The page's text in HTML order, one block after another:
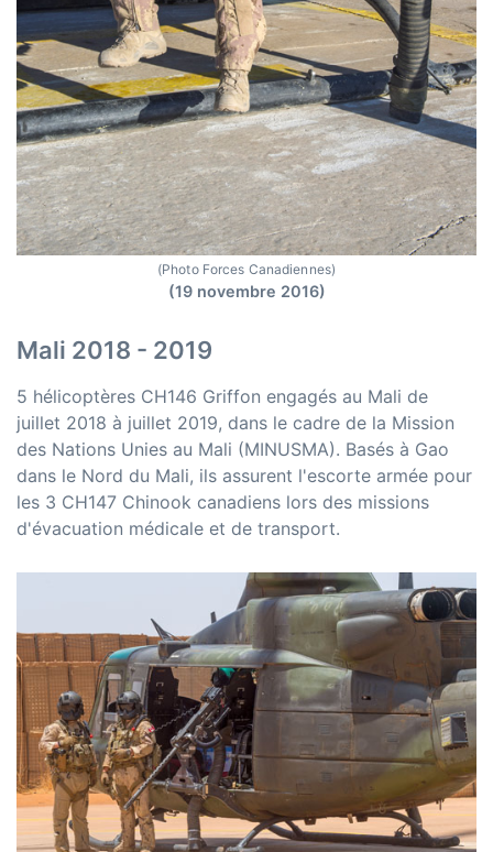
(Photo Forces Canadiennes)
(19 novembre 2016)
Mali 2018 - 2019
5 hélicoptères CH146 Griffon engagés au Mali de
juillet 2018 à juillet 2019, dans le cadre de la Mission
des Nations Unies au Mali (MINUSMA). Basés à Gao
dans le Nord du Mali, ils assurent l'escorte armée pour
les 3 CH147 Chinook canadiens lors des missions
d'évacuation médicale et de transport.